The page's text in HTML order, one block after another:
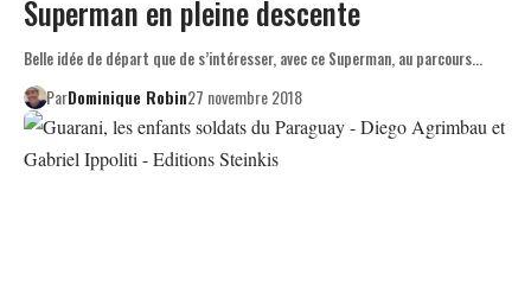
Superman en pleine descente
Belle idée de départ que de s’intéresser, avec ce Superman, au parcours…
ParDominique Robin27 novembre 2018